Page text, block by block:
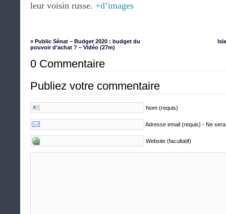
leur voisin russe. +d’images
« Public Sénat – Budget 2020 : budget du
pouvoir d’achat ? – Vidéo (27m)
0 Commentaire
Publiez votre commentaire
Nom (requis)
Adresse email (requis) - Ne
Website (facultatif)